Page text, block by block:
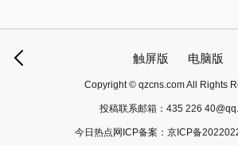
触屏版 电脑版
Copyright © qzcns.com All Rights
投稿联系邮箱： 435 226
今日热点网ICP备案： 京ICP备